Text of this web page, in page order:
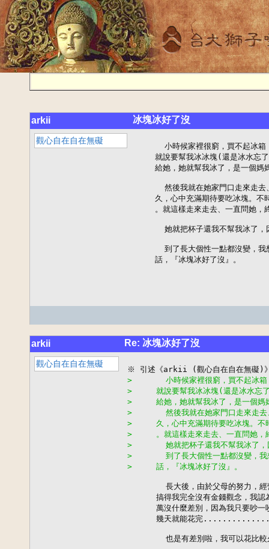
arkii 冰塊冰好了沒
觀心自在自在無礙
小時候家裡很窮，買不起冰箱
就說要幫我冰冰塊(還是冰水忘
給她，她就幫我冰了，是一個媽
然後我就在她家門口走來走去
久，心中充滿期待要吃冰塊。不
。就這樣走來走去、一直問她
她就把杯子還我不幫我冰了
到了長大個性一點都沒變，我
    話，『冰塊冰好了沒』。
arkii Re: 冰塊冰好了沒
觀心自在自在無礙
>       小時候家裡很窮，買不起冰箱
>     就說要幫我冰冰塊(還是冰水忘
>     給她，她就幫我冰了，是一個媽
>       然後我就在她家門口走來走去
>     久，心中充滿期待要吃冰塊。不
>     。就這樣走來走去、一直問
>       她就把杯子還我不幫我冰了
>       到了長大個性一點都沒變，我
>     話，『冰塊冰好了沒』。
長大後，由於父母的努力，經
搞得我完全沒有金錢觀念，我
萬沒什麼差別，因為我只要吵一
幾天就能花完
也是有差別啦，我可以花比